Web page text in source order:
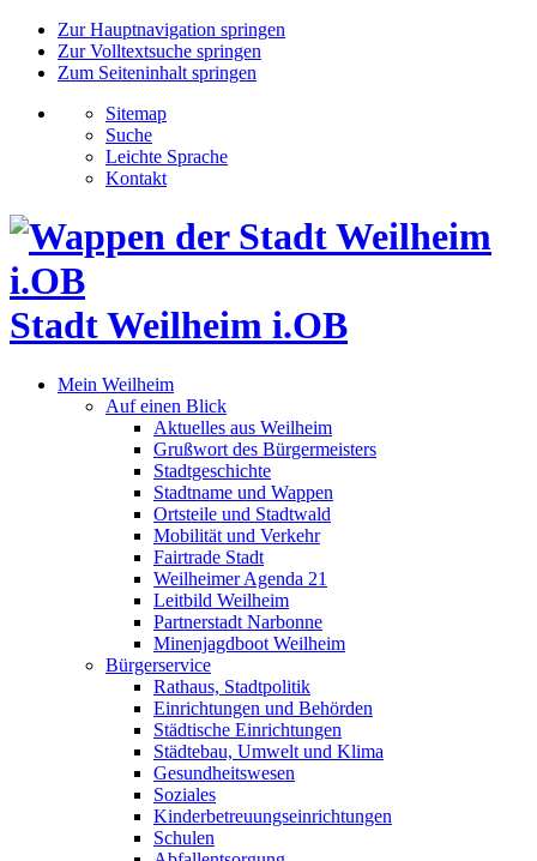
Zur Hauptnavigation springen
Zur Volltextsuche springen
Zum Seiteninhalt springen
Sitemap
Suche
Leichte Sprache
Kontakt
Stadt Weilheim i.OB
Mein Weilheim
Auf einen Blick
Aktuelles aus Weilheim
Grußwort des Bürgermeisters
Stadtgeschichte
Stadtname und Wappen
Ortsteile und Stadtwald
Mobilität und Verkehr
Fairtrade Stadt
Weilheimer Agenda 21
Leitbild Weilheim
Partnerstadt Narbonne
Minenjagdboot Weilheim
Bürgerservice
Rathaus, Stadtpolitik
Einrichtungen und Behörden
Städtische Einrichtungen
Städtebau, Umwelt und Klima
Gesundheitswesen
Soziales
Kinderbetreuungseinrichtungen
Schulen